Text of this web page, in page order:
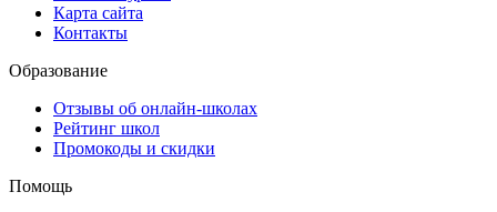
Карта сайта
Контакты
Образование
Отзывы об онлайн-школах
Рейтинг школ
Промокоды и скидки
Помощь